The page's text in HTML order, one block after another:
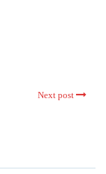
Next post